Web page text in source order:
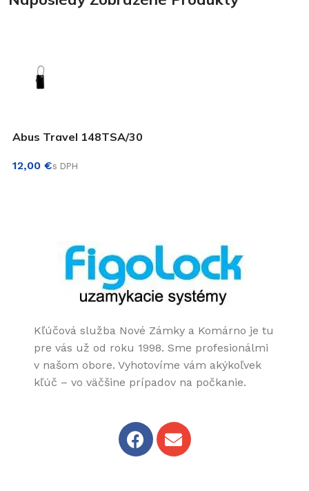
Abus Travel 148TSA/30
€
Kľúčová služba Nové Zámky a Komárno je tu
pre vás už od roku 1998. Sme profesionálmi
v našom obore. Vyhotovíme vám akýkoľvek
kľúč – vo väčšine prípadov na počkanie.